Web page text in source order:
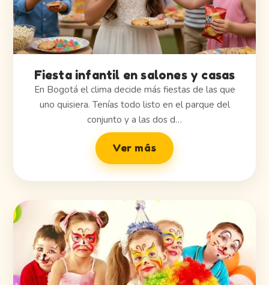
Fiesta infantil en salones y casas
En Bogotá el clima decide más fiestas de las que
uno quisiera. Tenías todo listo en el parque del
conjunto y a las dos d…
Ver más